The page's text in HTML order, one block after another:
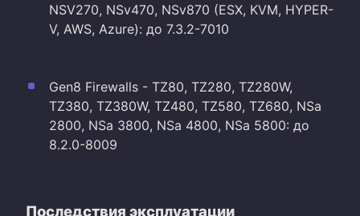
NSV270, NSv470, NSv870 (ESX, KVM, HYPER-
V, AWS, Azure): до 7.3.2-7010
Gen8 Firewalls - TZ80, TZ280, TZ280W,
TZ380, TZ380W, TZ480, TZ580, TZ680, NSa
2800, NSa 3800, NSa 4800, NSa 5800: до
8.2.0-8009
Последствия эксплуатации